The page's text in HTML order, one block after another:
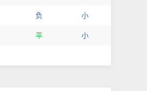
负 小
平 小